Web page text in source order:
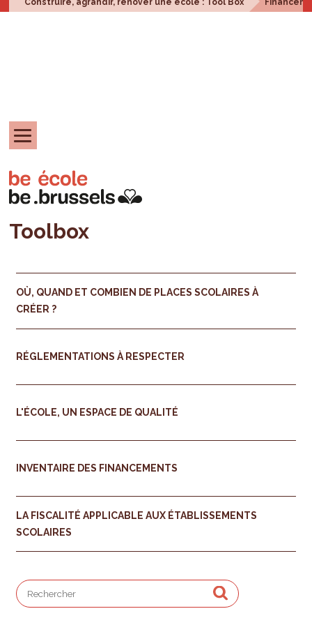
Construire, agrandir, rénover une école : Tool Box
Toolbox
OÙ, QUAND ET COMBIEN DE PLACES SCOLAIRES À
CRÉER ?
RÉGLEMENTATIONS À RESPECTER
L'ÉCOLE, UN ESPACE DE QUALITÉ
INVENTAIRE DES FINANCEMENTS
LA FISCALITÉ APPLICABLE AUX ÉTABLISSEMENTS
SCOLAIRES